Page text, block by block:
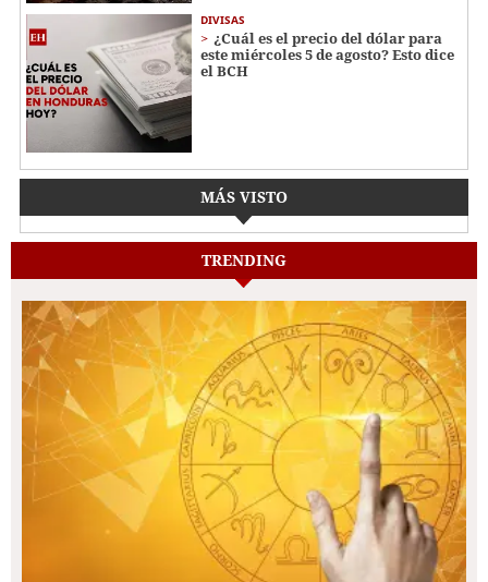
DIVISAS
¿Cuál es el precio del dólar para
este miércoles 5 de agosto? Esto dice
el BCH
MÁS VISTO
TRENDING